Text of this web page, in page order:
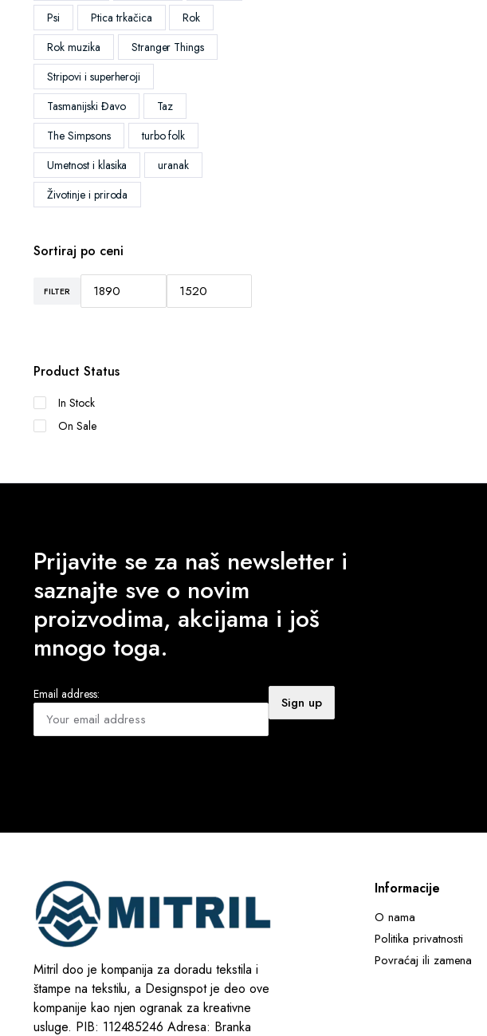
Psi
Ptica trkačica
Rok
Rok muzika
Stranger Things
Stripovi i superheroji
Tasmanijski Đavo
Taz
The Simpsons
turbo folk
Umetnost i klasika
uranak
Životinje i priroda
Sortiraj po ceni
FILTER
Product Status
In Stock
On Sale
Prijavite se za naš newsletter i
saznajte sve o novim
proizvodima, akcijama i još
mnogo toga.
Email address:
Mitril doo je kompanija za doradu tekstila i
štampe na tekstilu, a Designspot je deo ove
kompanije kao njen ogranak za kreativne
usluge. PIB: 112485246 Adresa: Branka
Informacije
O nama
Politika privatnosti
Povraćaj ili zamena